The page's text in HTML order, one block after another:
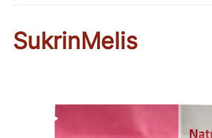
SukrinMelis